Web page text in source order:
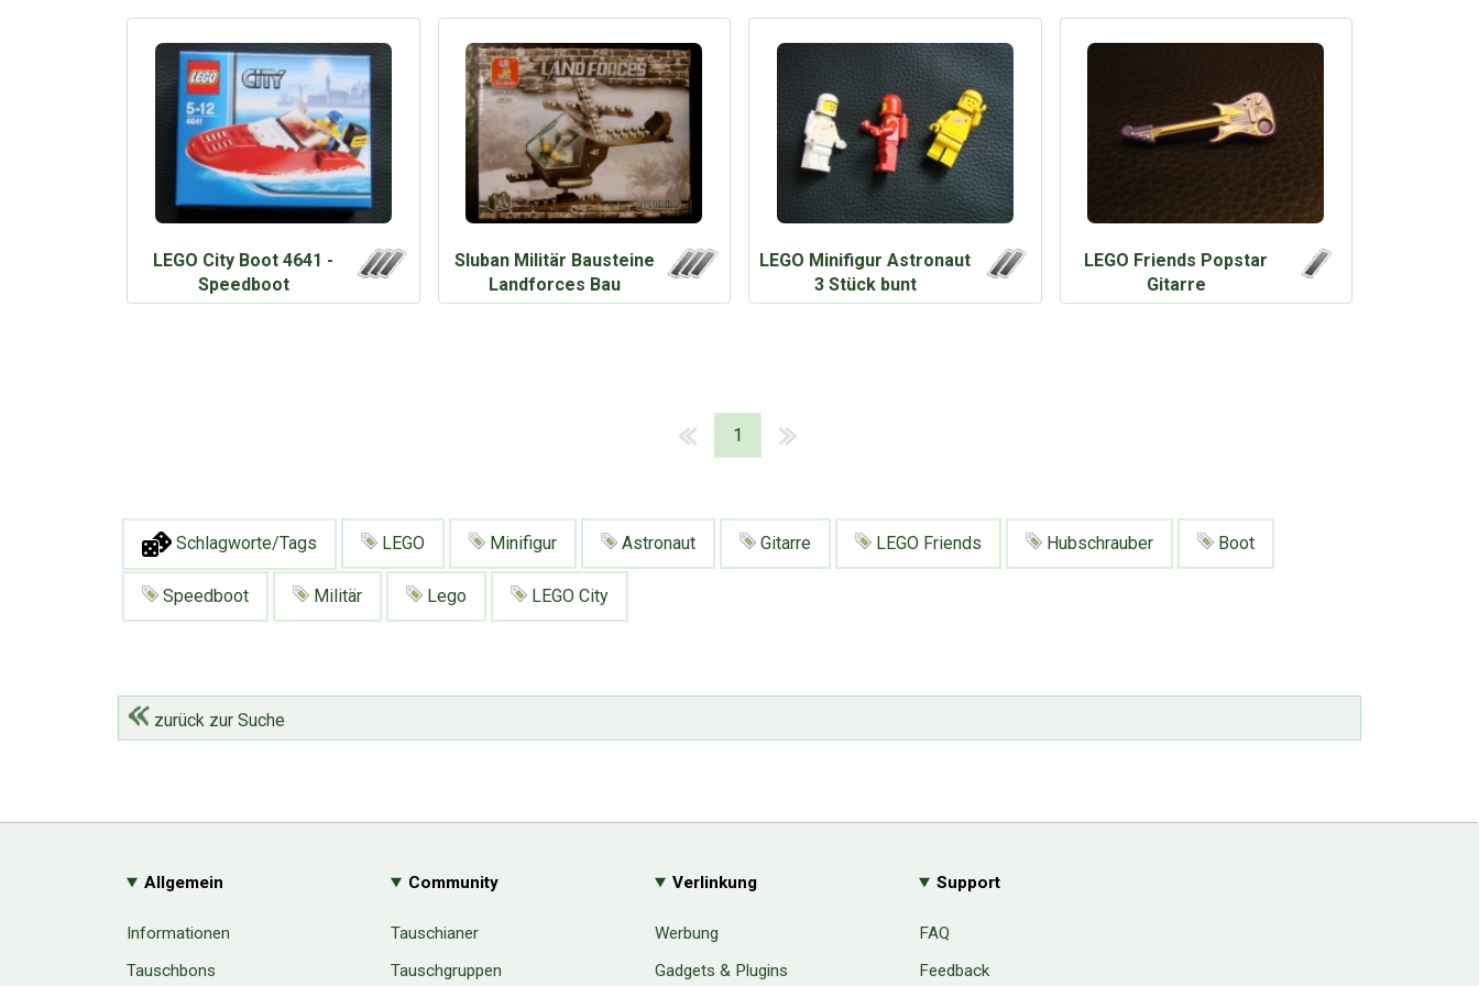
LEGO City Boot 4641 -
Speedboot
Sluban Militär Bausteine
Landforces Bau
LEGO Minifigur Astronaut
3 Stück bunt
LEGO Friends Popstar
Gitarre
1
Schlagworte/Tags LEGO Minifigur Astronaut Gitarre LEGO Friends Hubschrauber Boot
Speedboot Militär Lego LEGO City
zurück zur Suche
Allgemein
Informationen
Tauschbons
Community
Tauschianer
Tauschgruppen
Verlinkung
Werbung
Gadgets & Plugins
Support
FAQ
Feedback